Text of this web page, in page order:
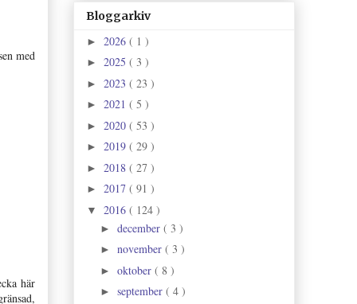
med
här
Bloggarkiv
► 2026 ( 1 )
► 2025 ( 3 )
► 2023 ( 23 )
► 2021 ( 5 )
► 2020 ( 53 )
► 2019 ( 29 )
► 2018 ( 27 )
► 2017 ( 91 )
▼ 2016 ( 124 )
► december ( 3 )
► november ( 3 )
► oktober ( 8 )
► september ( 4 )